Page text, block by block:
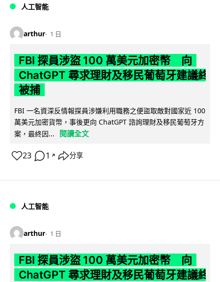
人工智能
arthur 1 日
FBI 探員涉盜 100 萬美元加密幣 向
ChatGPT 尋求理財及移民葡萄牙建議終
被捕
FBI 一名資深反情報探員涉嫌利用職務之便盜取敵對國家近 100
萬美元加密貨幣，事後更向 ChatGPT 諮詢理財及移民葡萄牙方
案，最終因...
閱讀全文
23 1 ↗ 分享
人工智能
arthur 1 日
FBI 探員涉盜 100 萬美元加密幣 向
ChatGPT 尋求理財及移民葡萄牙建議終